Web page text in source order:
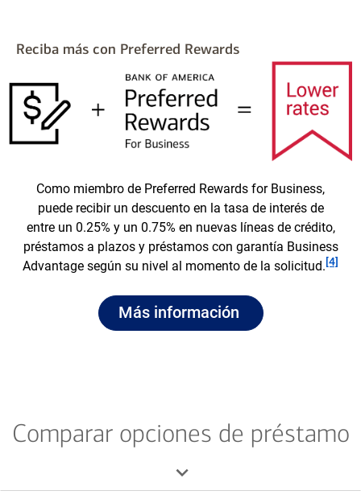
Reciba más con Preferred Rewards
Como miembro de Preferred Rewards for Business,
puede recibir un descuento en la tasa de interés de
entre un 0.25% y un 0.75% en nuevas líneas de crédito,
préstamos a plazos y préstamos con garantía Business
Advantage según su nivel al momento de la solicitud.
Nota al pie
[4]
Más información
sobre
Preferred
layer
Comparar opciones de préstamo